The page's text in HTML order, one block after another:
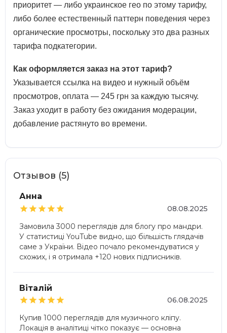
приоритет — либо украинское гео по этому тарифу,
либо более естественный паттерн поведения через
органические просмотры, поскольку это два разных
тарифа подкатегории.
Как оформляется заказ на этот тариф?
Указывается ссылка на видео и нужный объём
просмотров, оплата — 245 грн за каждую тысячу.
Заказ уходит в работу без ожидания модерации,
добавление растянуто во времени.
Отзывов (5)
Анна

08.08.2025
Замовила 3000 переглядів для блогу про мандри.
У статистиці YouTube видно, що більшість глядачів
саме з України. Відео почало рекомендуватися у
схожих, і я отримала +120 нових підписників.
Віталій

06.08.2025
Купив 1000 переглядів для музичного кліпу.
Локація в аналітиці чітко показує — основна